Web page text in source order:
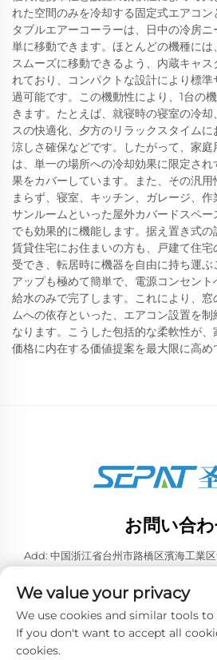
れた空間のみを冷却する固定式エアコ
タブルエアーコーラーは、日中の冷房
単に移動できます。ほとんどの機種に
スムーズに移動できるよう、内蔵キャス
れており、コンパクトな設計により標
過可能です。この機動性により、1台の
きます。たとえば、就寝時の寝室の冷
スの快適化、夕方のリラックスタイム
涼しさ確保などです。したがって、家
は、単一の場所への冷却効果に限定さ
果をカバーしています。また、その汎
まらず、寝室、キッチン、ガレージ、
サンルームといった屋外カバードスペ
でも効果的に機能します。据え置き式の
賃貸住宅にお住まいの方も、戸建て住
受でき、転居時に機器を自由に持ち運ぶ
アップも極めて簡単で、電源コンセン
給水のみで完了します。これにより、
ムへの依存といった、エアコン設置を制
なります。こうした包括的な柔軟性が
価格に内在する価値提案を最大限に高め
お問い合
Add: 中国浙江省台州市路橋区濱海工業
[email protected]
We value your privacy
We use cookies and similar tools
If you don't want to accept all
cookies.